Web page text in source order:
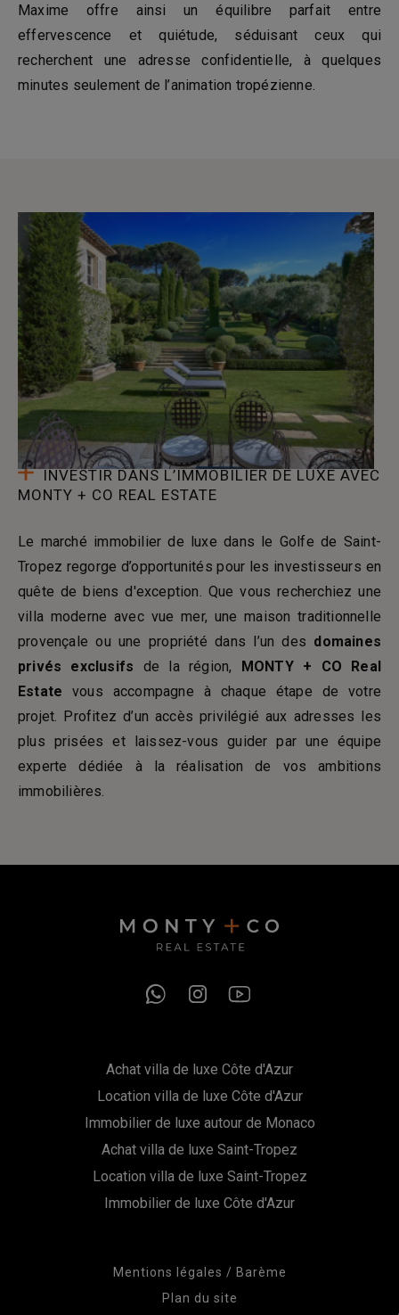
Maxime offre ainsi un équilibre parfait entre
effervescence et quiétude, séduisant ceux qui
recherchent une adresse confidentielle, à quelques
minutes seulement de l’animation tropézienne.
INVESTIR DANS L’IMMOBILIER DE LUXE AVEC
MONTY + CO REAL ESTATE
Le marché immobilier de luxe dans le Golfe de Saint-
Tropez regorge d’opportunités pour les investisseurs en
quête de biens d'exception. Que vous recherchiez une
villa moderne avec vue mer, une maison traditionnelle
provençale ou une propriété dans l’un des domaines
privés exclusifs de la région,
MONTY + CO Real
Estate vous accompagne à chaque étape de votre
projet. Profitez d’un accès privilégié aux adresses les
plus prisées et laissez-vous guider par une équipe
experte dédiée à la réalisation de vos ambitions
immobilières.
Achat villa de luxe Côte d'Azur
Location villa de luxe Côte d'Azur
Immobilier de luxe autour de Monaco
Achat villa de luxe Saint-Tropez
Location villa de luxe Saint-Tropez
Immobilier de luxe Côte d'Azur
Mentions légales / Barème
Plan du site